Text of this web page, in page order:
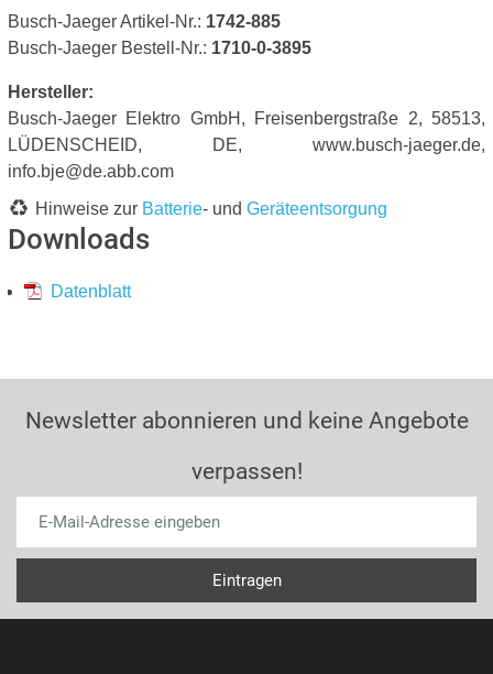
Busch-Jaeger Artikel-Nr.: 1742-885
Busch-Jaeger Bestell-Nr.: 1710-0-3895
Hersteller:
Busch-Jaeger Elektro GmbH, Freisenbergstraße 2, 58513,
LÜDENSCHEID, DE, www.busch-jaeger.de,
info.bje@de.abb.com
Hinweise zur Batterie- und Geräteentsorgung
Downloads
Datenblatt
Newsletter abonnieren und keine Angebote
verpassen!